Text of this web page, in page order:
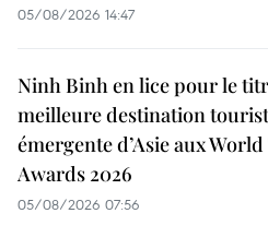
05/08/2026 14:47
Ninh Binh en lice pour le
meilleure destination
émergente d’Asie aux
Awards 2026
05/08/2026 07:56